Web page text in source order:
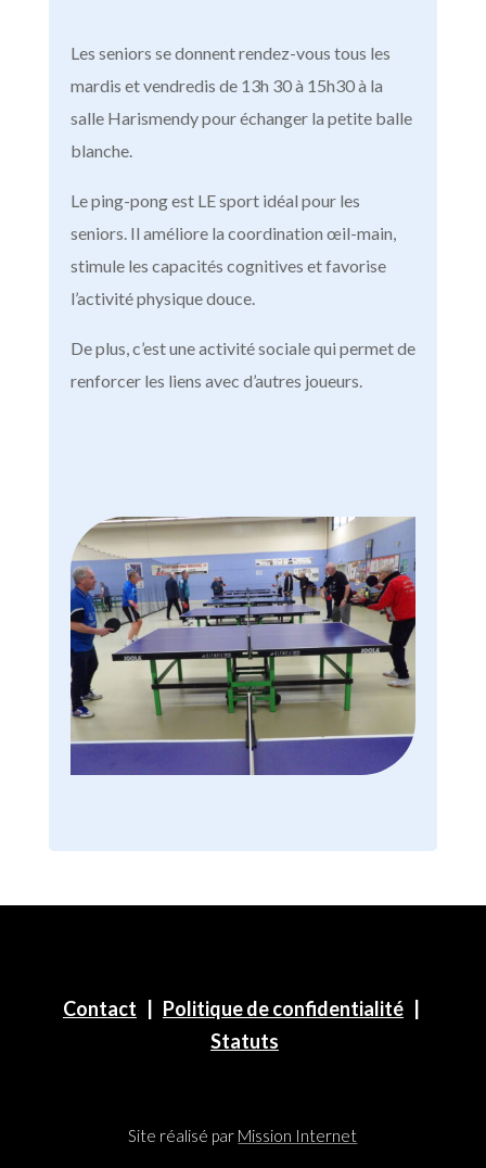
Les seniors se donnent rendez-vous tous les
mardis et vendredis de 13h 30 à 15h30 à la
salle Harismendy pour échanger la petite balle
blanche.
Le ping-pong est LE sport idéal pour les
seniors. Il améliore la coordination œil-main,
stimule les capacités cognitives et favorise
l’activité physique douce.
De plus, c’est une activité sociale qui permet de
renforcer les liens avec d’autres joueurs.
Contact Politique de confidentialité|
Statuts
Site réalisé par Mission Internet